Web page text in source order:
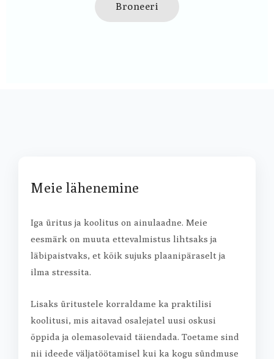
Broneeri
Meie lähenemine
Iga üritus ja koolitus on ainulaadne. Meie
eesmärk on muuta ettevalmistus lihtsaks ja
läbipaistvaks, et kõik sujuks plaanipäraselt ja
ilma stressita.
Lisaks üritustele korraldame ka praktilisi
koolitusi, mis aitavad osalejatel uusi oskusi
õppida ja olemasolevaid täiendada. Toetame sind
nii ideede väljatöötamisel kui ka kogu sündmuse